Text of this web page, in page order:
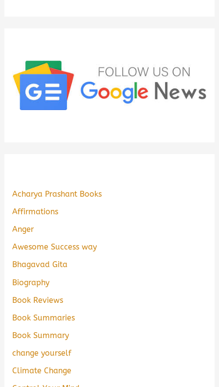
Acharya Prashant Books
Affirmations
Anger
Awesome Success way
Bhagavad Gita
Biography
Book Reviews
Book Summaries
Book Summary
change yourself
Climate Change